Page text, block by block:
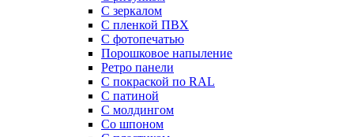
С зеркалом
С пленкой ПВХ
С фотопечатью
Порошковое напыление
Ретро панели
С покраской по RAL
С патиной
С молдингом
Со шпоном